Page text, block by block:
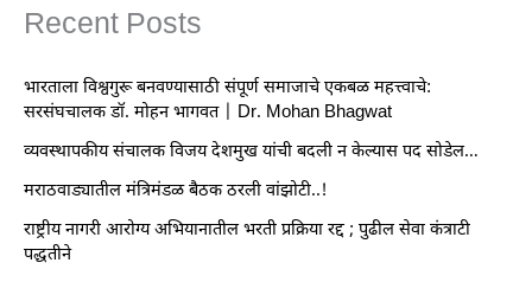
Recent Posts
भारताला विश्वगुरू बनवण्यासाठी संपूर्ण समाजाचे एकबळ महत्त्वाचे:
सरसंघचालक डॉ. मोहन भागवत | Dr. Mohan Bhagwat
व्यवस्थापकीय संचालक विजय देशमुख यांची बदली न केल्यास पद सोडेल…
मराठवाड्यातील मंत्रिमंडळ बैठक ठरली वांझोटी..!
राष्ट्रीय नागरी आरोग्य अभियानातील भरती प्रक्रिया रद्द ; पुढील सेवा कंत्राटी
पद्धतीने